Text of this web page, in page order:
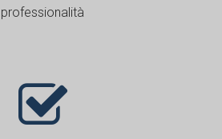
professionalità